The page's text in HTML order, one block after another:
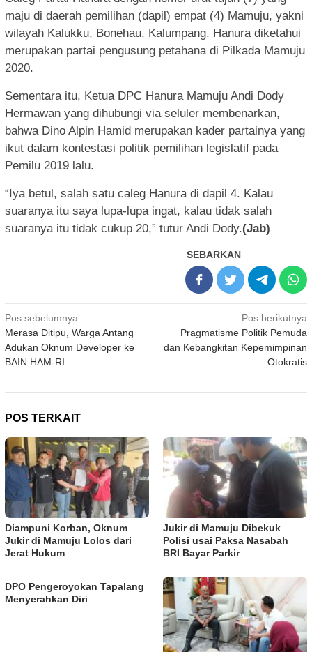
maju di daerah pemilihan (dapil) empat (4) Mamuju, yakni
wilayah Kalukku, Bonehau, Kalumpang. Hanura diketahui
merupakan partai pengusung petahana di Pilkada Mamuju
2020.
Sementara itu, Ketua DPC Hanura Mamuju Andi Dody
Hermawan yang dihubungi via seluler membenarkan,
bahwa Dino Alpin Hamid merupakan kader partainya yang
ikut dalam kontestasi politik pemilihan legislatif pada
Pemilu 2019 lalu.
“Iya betul, salah satu caleg Hanura di dapil 4. Kalau
suaranya itu saya lupa-lupa ingat, kalau tidak salah
suaranya itu tidak cukup 20,” tutur Andi Dody.(Jab)
SEBARKAN
Navigasi
pos
Pos sebelumnya
Merasa Ditipu, Warga Antang
Adukan Oknum Developer ke
BAIN HAM-RI
Pos berikutnya
Pragmatisme Politik Pemuda
dan Kebangkitan Kepemimpinan
Otokratis
POS TERKAIT
Diampuni Korban, Oknum
Jukir di Mamuju Lolos dari
Jerat Hukum
Jukir di Mamuju Dibekuk
Polisi usai Paksa Nasabah
BRI Bayar Parkir
DPO Pengeroyokan Tapalang
Menyerahkan Diri